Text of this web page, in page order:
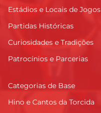
Estádios e Locais de Jogos
Partidas Históricas
Curiosidades e Tradições
Patrocínios e Parcerias
Categorias de Base
Hino e Cantos da Torcida